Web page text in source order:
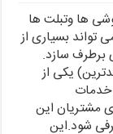
ها وتبلت ها
تواند بسیاری از
برطرف سازد.
یکی از
خدمات
مشتریان این
شود.این